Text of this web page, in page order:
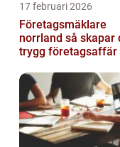
17 februari 2026
Företagsmäklare
norrland så skapar du en
trygg företagsaffär